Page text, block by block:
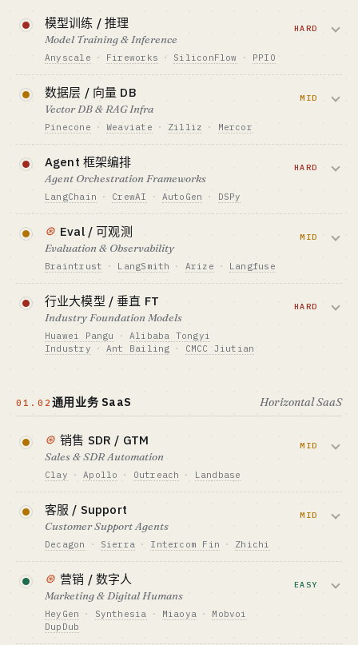
模型训练 / 推理
Model Training & Inference
Anyscale · Fireworks · SiliconFlow · PPIO
低 token 成本——赚云厂和大模型公司的
卖水钱。
$4M+ / 美元基金
GTM · SALES MOTION
招投标 + 云厂 partner
Anyscale · Together · 硅基流动
最适合 · BEST FIT
资本侧勇者 only · 个人慎入
HARD
数据层 / 向量 DB
Vector DB & RAG Infra
Pinecone · Weaviate · Zilliz · Mercor
层已饱和（Pinecone/pgvector），垂直行
业 RAG 仍有空间。
$150K-1.5M
GTM · SALES MOTION
DevTool PLG → enterprise
Mercor $10B 估值 (转向 AI 训练人才)
最适合 · BEST FIT
PLG 极客 / 工程独行侠
MID
Agent 框架编排
Agent Orchestration Frameworks
LangChain · CrewAI · AutoGen · DSPy
LangChain 已主导，新框架窗口正在关
闭。
$150K-700K
GTM · SALES MOTION
开源 → 企业版收费
标杆 · BENCHMARK
工程独行侠（垂直行业 agent 仍可入）
HARD
⊛ Eval / 可观测
Evaluation & Observability
Braintrust · LangSmith · Arize · Langfuse
与 prompt injection。企业刚需，多个赢家
共存。
资金底线 · CAPITAL
DevTool PLG + per-trace 计费
Braintrust / LangSmith / Arize $10-50M ARR
最适合 · BEST FIT
工程独行侠 · 垂直 eval (法律/医疗) 有空白
MID
行业大模型 / 垂直 FT
Industry Foundation Models
Huawei Pangu ·
Alibaba Tongyi
Industry
· Ant Bailing · CMCC Jiutian
$4M+ + 政企关系
GTM · SALES MOTION
招投标 / 集成商分销
中国 35 家央国企已落地 66 个大模型
最适合 · BEST FIT
政企桥头堡 only · 个人完全无路
HARD
01.02 通用业务 SaaS Horizontal SaaS
⊛ 销售 SDR / GTM
Sales & SDR Automation
Clay · Apollo · Outreach · Landbase
用层饱和；中国微信生态 + 企微 SCRM 几
乎空白。
$150K-700K
GTM · SALES MOTION
Outbound + PLG 混合
标杆 · BENCHMARK
MID
客服 / Support
Customer Support Agents
Decagon · Sierra · Intercom Fin · Zhichi
有化 + 垂直行业仍有空间。
资金底线 · CAPITAL
$400K-4M
MID
⊛ 营销 / 数字人
Marketing & Digital Humans
HeyGen · Synthesia · Miaoya ·
Mobvoi
DupDub
EASY